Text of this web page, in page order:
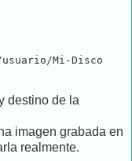
Mi-Disco
destino de la
imagen grabada en
realmente.